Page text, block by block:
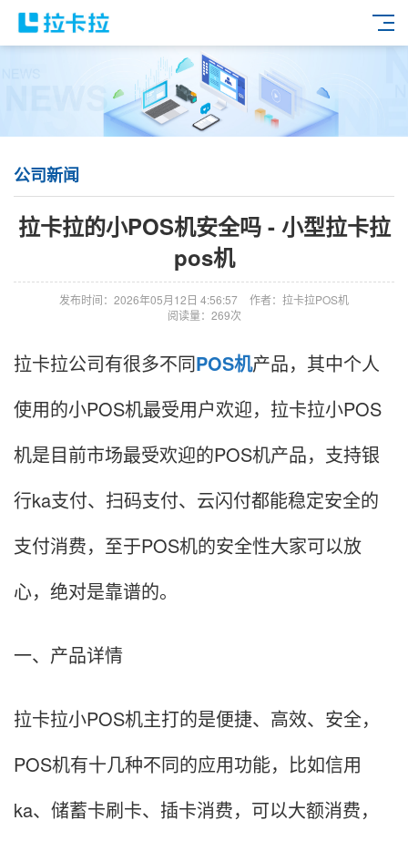
公司新闻
拉卡拉的小POS机安全吗 - 小型拉卡拉
pos机
发布时间：2026年05月12日 4:56:57
作者：拉卡拉POS机
阅读量：269次
拉卡拉公司有很多不同POS机产品，其中个人
使用的小POS机最受用户欢迎，拉卡拉小POS
机是目前市场最受欢迎的POS机产品，支持银
行ka支付、扫码支付、云闪付都能稳定安全的
支付消费，至于POS机的安全性大家可以放
心，绝对是靠谱的。
一、产品详情
拉卡拉小POS机主打的是便捷、高效、安全，
POS机有十几种不同的应用功能，比如信用
ka、储蓄卡刷卡、插卡消费，可以大额消费，